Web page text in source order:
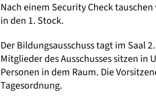
Nach einem Security Check
in den 1. Stock.
Der Bildungsausschuss tagt im Saal
Mitglieder des Ausschusses sitzen in
Personen in dem Raum. Die
Tagesordnung.